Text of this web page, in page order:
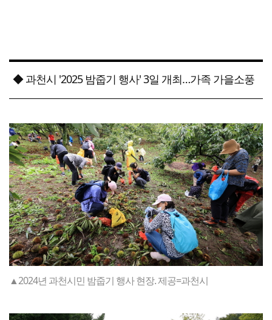
◆ 과천시 '2025 밤줍기 행사' 3일 개최…가족 가을소풍
▲2024년 과천시민 밤줍기 행사 현장. 제공=과천시